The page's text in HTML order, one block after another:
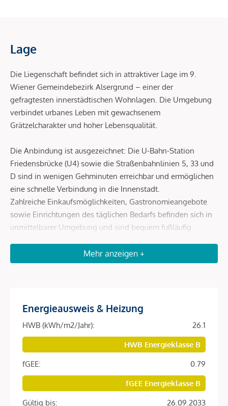
Lage
Die Liegenschaft befindet sich in attraktiver Lage im 9.
Wiener Gemeindebezirk Alsergrund – einer der
gefragtesten innerstädtischen Wohnlagen. Die Umgebung
verbindet urbanes Leben mit gewachsenem
Grätzelcharakter und hoher Lebensqualität.
Die Anbindung ist ausgezeichnet: Die U-Bahn-Station
Friedensbrücke (U4) sowie die Straßenbahnlinien 5, 33 und
D sind in wenigen Gehminuten erreichbar und ermöglichen
eine schnelle Verbindung in die Innenstadt.
Zahlreiche Einkaufsmöglichkeiten, Gastronomieangebote
sowie Einrichtungen des täglichen Bedarfs befinden sich in
unmittelbarer Umgebung und sind bequem fußläufig
Erholungs- und Freizeitmöglichkeiten wie der Augarten
sowie kulturelle Einrichtungen runden die hervorragende
Beschreibung *
Diese hochwertig ausgestattete Wohnung befindet sich im
fertiggestellten NeubauprojektSOPHIEin begehrter Lage
des 9. Wiener Gemeindebezirks.
Die Einheit überzeugt durch ein modernes Wohnkonzept,
helle Räume und eine angenehme Wohnatmosphäre.
Mehr anzeigen +
Energieausweis & Heizung
HWB (kWh/m2/Jahr):
26.1
HWB Energieklasse B
fGEE:
0.79
fGEE Energieklasse B
Gültig bis:
26.09.2033